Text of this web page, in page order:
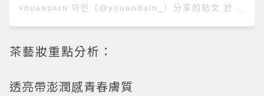
ʏᴏᴜᴀɴᴅᴀɪɴ 아인 （@youandain_）分享的貼文 於
茶藝妝重點分析：
透亮帶澎潤感青春膚質